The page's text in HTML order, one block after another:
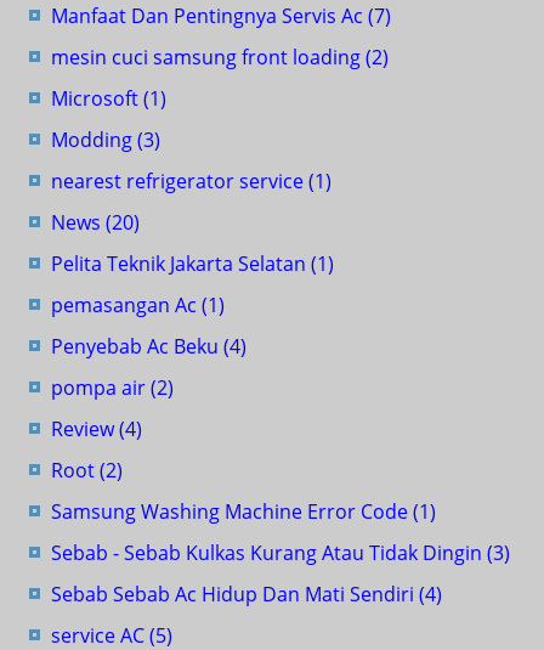
Manfaat Dan Pentingnya Servis Ac (7)
mesin cuci samsung front loading(2)
Microsoft(1)
Modding(3)
nearest refrigerator service(1)
News (20)
Pelita Teknik Jakarta Selatan (1)
pemasangan Ac (1)
Penyebab Ac Beku (4)
pompa air(2)
Review(4)
Root(2)
Samsung Washing Machine Error Code(1)
Sebab - Sebab Kulkas Kurang Atau Tidak Dingin (3)
Sebab Sebab Ac Hidup Dan Mati Sendiri (4)
service AC(5)